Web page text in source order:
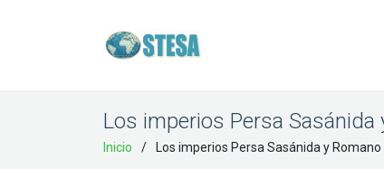
Los imperios Persa
Inicio Los imperios Persa Sasánida y